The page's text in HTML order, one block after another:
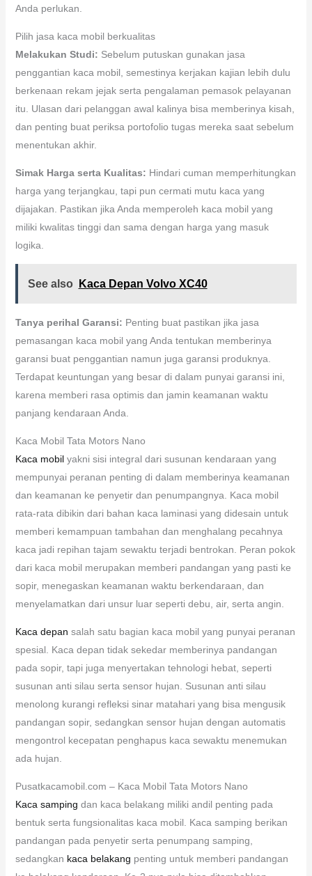
Anda perlukan.
Pilih jasa kaca mobil berkualitas
Melakukan Studi: Sebelum putuskan gunakan jasa
penggantian kaca mobil, semestinya kerjakan kajian lebih dulu
berkenaan rekam jejak serta pengalaman pemasok pelayanan
itu. Ulasan dari pelanggan awal kalinya bisa memberinya kisah,
dan penting buat periksa portofolio tugas mereka saat sebelum
menentukan akhir.
Simak Harga serta Kualitas: Hindari cuman memperhitungkan
harga yang terjangkau, tapi pun cermati mutu kaca yang
dijajakan. Pastikan jika Anda memperoleh kaca mobil yang
miliki kwalitas tinggi dan sama dengan harga yang masuk
logika.
See also Kaca Depan Volvo XC40
Tanya perihal Garansi: Penting buat pastikan jika jasa
pemasangan kaca mobil yang Anda tentukan memberinya
garansi buat penggantian namun juga garansi produknya.
Terdapat keuntungan yang besar di dalam punyai garansi ini,
karena memberi rasa optimis dan jamin keamanan waktu
panjang kendaraan Anda.
Kaca Mobil Tata Motors Nano
Kaca mobilyakni sisi integral dari susunan kendaraan yang
mempunyai peranan penting di dalam memberinya keamanan
dan keamanan ke penyetir dan penumpangnya. Kaca mobil
rata-rata dibikin dari bahan kaca laminasi yang didesain untuk
memberi kemampuan tambahan dan menghalang pecahnya
kaca jadi repihan tajam sewaktu terjadi bentrokan. Peran pokok
dari kaca mobil merupakan memberi pandangan yang pasti ke
sopir, menegaskan keamanan waktu berkendaraan, dan
menyelamatkan dari unsur luar seperti debu, air, serta angin.
Kaca depan salah satu bagian kaca mobil yang punyai peranan
spesial. Kaca depan tidak sekedar memberinya pandangan
pada sopir, tapi juga menyertakan tehnologi hebat, seperti
susunan anti silau serta sensor hujan. Susunan anti silau
menolong kurangi refleksi sinar matahari yang bisa mengusik
pandangan sopir, sedangkan sensor hujan dengan automatis
mengontrol kecepatan penghapus kaca sewaktu menemukan
ada hujan.
Pusatkacamobil.com – Kaca Mobil Tata Motors Nano
Kaca samping dan kaca belakang miliki andil penting pada
bentuk serta fungsionalitas kaca mobil. Kaca samping berikan
pandangan pada penyetir serta penumpang samping,
sedangkan kaca belakang penting untuk memberi pandangan